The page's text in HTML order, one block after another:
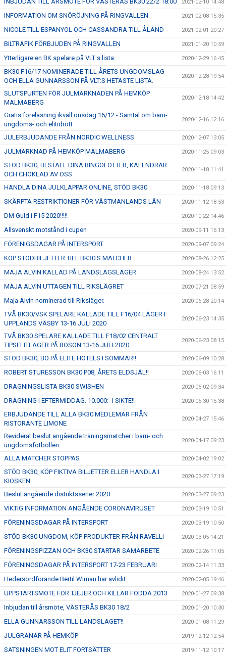
2021-02-10 14:48
INFORMATION OM SNÖRÖJNING PÅ RINGVALLEN 2021-02-08 15:35
NICOLE TILL ESPANYOL OCH CASSANDRA TILL ÅLAND 2021-02-01 20:27
BILTRAFIK FÖRBJUDEN PÅ RINGVALLEN 2021-01-20 10:59
Ytterligare en BK spelare på VLT:s lista. 2020-12-29 16:45
BK30 F16/17 NOMINERADE TILL ÅRETS UNGDOMSLAG
OCH ELLA GUNNARSSON PÅ VLT:S HETASTE LISTA.
2020-12-28 19:54
SLUTSPURTEN FÖR JULMARKNADEN PÅ HEMKÖP
MALMABERG
2020-12-18 14:42
Gratis föreläsning ikväll onsdag 16/12 - Samtal om barn-
ungdoms- och elitidrott
2020-12-16 12:16
JULERBJUDANDE FRÅN NORDIC WELLNESS 2020-12-07 13:05
JULMARKNAD PÅ HEMKÖP MALMABERG 2020-11-25 09:03
STÖD BK30, BESTÄLL DINA BINGOLOTTER, KALENDRAR
OCH CHOKLAD AV OSS
2020-11-18 11:41
HANDLA DINA JULKLAPPAR ONLINE, STÖD BK30 2020-11-18 09:13
SKÄRPTA RESTRIKTIONER FÖR VÄSTMANLANDS LÄN 2020-11-12 18:53
DM Guld i F15 2020!!!!! 2020-10-22 14:46
Allsvenskt motstånd i cupen 2020-09-11 16:13
FÖRENIGSDAGAR PÅ INTERSPORT 2020-09-07 09:24
KÖP STÖDBILJETTER TILL BK30:S MATCHER 2020-08-26 12:25
MAJA ALVIN KALLAD PÅ LANDSLAGSLÄGER 2020-08-24 13:52
MAJA ALVIN UTTAGEN TILL RIKSLÄGRET 2020-07-21 08:59
Maja Alvin nominerad till Riksläger. 2020-06-28 20:14
TVÅ BK30/VSK SPELARE KALLADE TILL F16/04 LÄGER I
UPPLANDS VÄSBY 13-16 JULI 2020
2020-06-23 14:35
TVÅ BK30 SPELARE KALLADE TILL F18/02 CENTRALT
TIPSELITLÄGER PÅ BOSÖN 13-16 JULI 2020
2020-06-23 08:15
STÖD BK30, BO PÅ ELITE HOTELS I SOMMAR!! 2020-06-09 10:28
ROBERT STURESSON BK30 P08, ÅRETS ELDSJÄL!! 2020-06-03 16:11
DRAGNINGSLISTA BK30 SWISHEN 2020-06-02 09:34
DRAGNING I EFTERMIDDAG. 10.000:- I SIKTE!! 2020-05-30 15:38
ERBJUDANDE TILL ALLA BK30 MEDLEMAR FRÅN
RISTORANTE LIMONE
2020-04-27 15:46
Reviderat beslut angående träningsmatcher i barn- och
ungdomsfotbollen
2020-04-17 09:23
ALLA MATCHER STOPPAS 2020-04-02 19:02
STÖD BK30, KÖP FIKTIVA BILJETTER ELLER HANDLA I
KIOSKEN
2020-03-27 17:19
Beslut angående distriktsserier 2020 2020-03-27 09:23
VIKTIG INFORMATION ANGÅENDE CORONAVIRUSET 2020-03-19 10:51
FÖRENINGSDAGAR PÅ INTERSPORT 2020-03-19 10:50
STÖD BK30 UNGDOM, KÖP PRODUKTER FRÅN RAVELLI 2020-03-05 14:21
FÖRENINGSPIZZAN OCH BK30 STARTAR SAMARBETE 2020-02-26 11:05
FÖRENINGSDAGAR PÅ INTERSPORT 17-23 FEBRUARI 2020-02-14 11:33
Hedersordförande Bertil Wiman har avlidit 2020-02-05 19:46
UPPSTARTSMÖTE FÖR TJEJER OCH KILLAR FÖDDA 2013 2020-01-27 09:38
Inbjudan till årsmöte, VÄSTERÅS BK30 18/2 2020-01-20 10:30
ELLA GUNNARSSON TILL LANDSLAGET!! 2020-01-08 11:29
JULGRANAR PÅ HEMKÖP 2019-12-12 12:54
SATSNINGEN MOT ELIT FORTSÄTTER 2019-11-12 10:17